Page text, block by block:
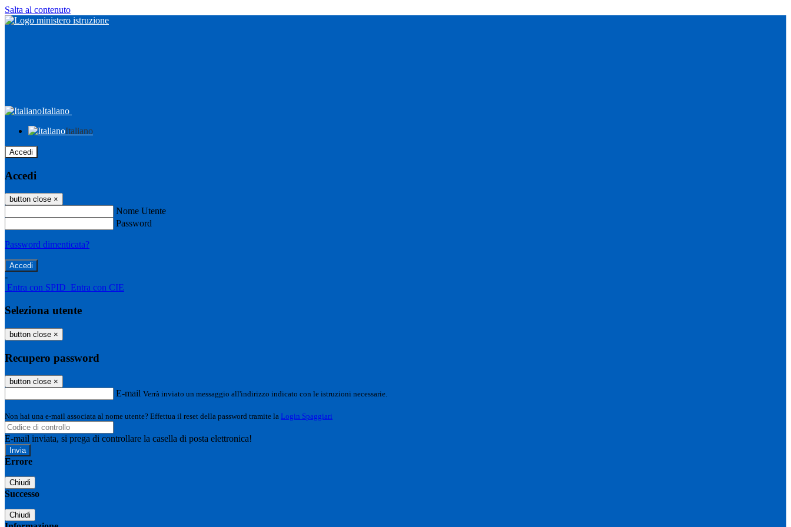
Salta al contenuto
Italiano
Italiano
Accedi
Accedi
button close ×
Nome Utente
Password
Password dimenticata?
-
Entra con SPID Entra con CIE
Seleziona utente
button close ×
Recupero password
button close ×
E-mail Verrà inviato un messaggio all'indirizzo indicato con le istruzioni necessarie.
Non hai una e-mail associata al nome utente? Effettua il reset della password tramite la Login Spaggiari
E-mail inviata, si prega di controllare la casella di posta elettronica!
Errore
Chiudi
Successo
Chiudi